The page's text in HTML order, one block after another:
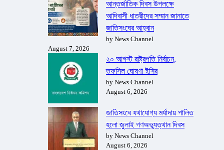
আন্তর্জাতিক দিবস উপলক্ষে
আদিবাসী ধাত্রীদের সম্মান জানাতে
জাতিসংঘের আহ্বান
by News Channel
August 7, 2026
২০ আগস্ট রাষ্ট্রপতি নির্বাচন,
তফসিল ঘোষণা ইসির
by News Channel
August 6, 2026
জাতিসংঘে যথাযোগ্য মর্যাদায় পালিত
হলো জুলাই গণঅভ্যুত্থান দিবস
by News Channel
August 6, 2026